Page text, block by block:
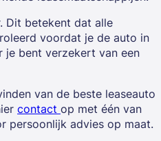
Dit betekent dat alle
voordat je de auto in
je bent verzekert van een
van de beste leaseauto
contact op met één van
persoonlijk advies op maat.